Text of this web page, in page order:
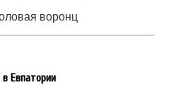
Евпатории